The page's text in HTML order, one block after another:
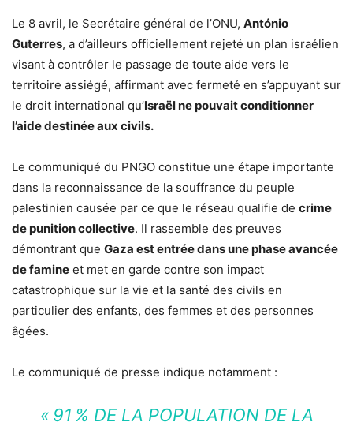
Le 8 avril, le Secrétaire général de l’ONU, António
Guterres, a d’ailleurs officiellement rejeté un plan israélien
visant à contrôler le passage de toute aide vers le
territoire assiégé, affirmant avec fermeté en s’appuyant sur
le droit international qu’Israël ne pouvait conditionner
l’aide destinée aux civils.
Le communiqué du PNGO constitue une étape importante
dans la reconnaissance de la souffrance du peuple
palestinien causée par ce que le réseau qualifie de crime
de punition collective. Il rassemble des preuves
démontrant que Gaza est entrée dans une phase avancée
de famine et met en garde contre son impact
catastrophique sur la vie et la santé des civils en
particulier des enfants, des femmes et des personnes
âgées.
Le communiqué de presse indique notamment :
« 91 % DE LA POPULATION DE LA